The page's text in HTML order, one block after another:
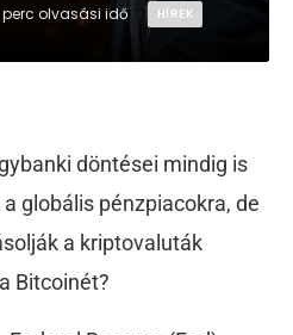
perc olvasási idő HÍREK
döntései mindig is
globális pénzpiacokra, de
a kriptovaluták
Bitcoinét?